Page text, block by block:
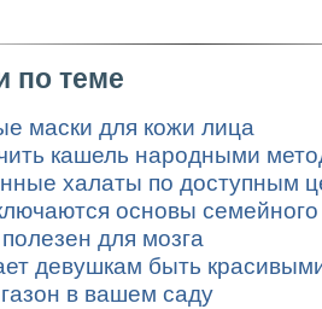
по теме
маски для кожи лица
кашель народными
халаты по доступным
основы семейного
для мозга
девушкам быть
в вашем саду